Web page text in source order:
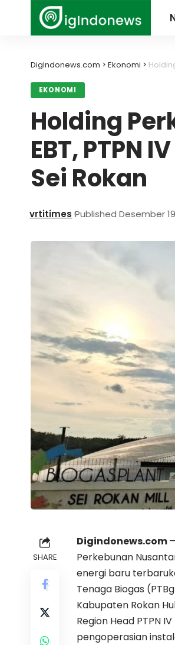
DigIndonews.com > Ekonomi >
EKONOMI
Holding
EBT, PTPN
Sei Rokan
vrtitimes Published Desember
SHARE
Digindonews.com
Perkebunan
energi baru
Tenaga Biogas
Kabupaten Rokan
Region Head PTPN
pengoperasian